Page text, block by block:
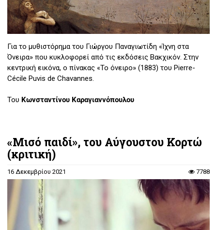
Για το μυθιστόρημα του Γιώργου Παναγιωτίδη «Ίχνη στα
Όνειρα» που κυκλοφορεί από τις εκδόσεις Βακχικόν. Στην
κεντρική εικόνα, ο πίνακας «Το όνειρο» (1883) του Pierre-
Cécile Puvis de Chavannes.
Του Κωνσταντίνου Καραγιαννόπουλου
«Μισό παιδί», του Αύγουστου Κορτώ
(κριτική)
16 Δεκεμβρίου 2021 7788